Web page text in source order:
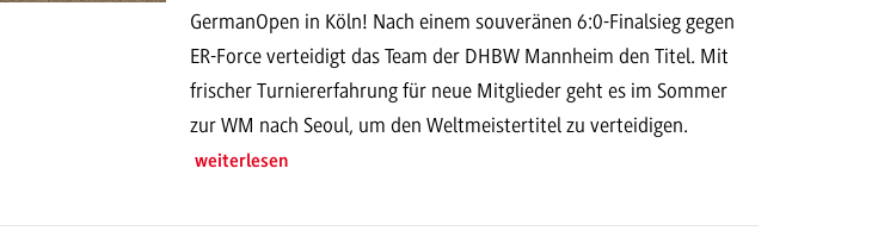
GermanOpen in Köln! Nach einem souveränen 6:0-Finalsieg gegen
ER-Force verteidigt das Team der DHBW Mannheim den Titel. Mit
frischer Turniererfahrung für neue Mitglieder geht es im Sommer
zur WM nach Seoul, um den Weltmeistertitel zu verteidigen.
weiterlesen